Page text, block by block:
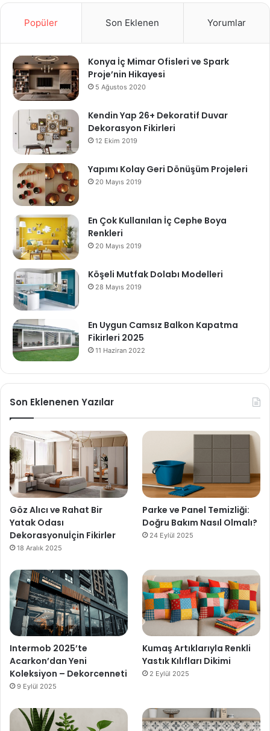
Popüler Son Eklenen Yorumlar
Konya İç Mimar Ofisleri ve Spark
Proje’nin Hikayesi
5 Ağustos 2020
Kendin Yap 26+ Dekoratif Duvar
Dekorasyon Fikirleri
12 Ekim 2019
Yapımı Kolay Geri Dönüşüm Projeleri
20 Mayıs 2019
En Çok Kullanılan İç Cephe Boya
Renkleri
20 Mayıs 2019
Köşeli Mutfak Dolabı Modelleri
28 Mayıs 2019
En Uygun Camsız Balkon Kapatma
Fikirleri 2025
11 Haziran 2022
Son Eklenenen Yazılar
Göz Alıcı ve Rahat Bir
Yatak Odası
Dekorasyonuİçin Fikirler
18 Aralık 2025
Parke ve Panel Temizliği:
Doğru Bakım Nasıl Olmalı?
24 Eylül 2025
Intermob 2025’te
Acarkon’dan Yeni
Koleksiyon – Dekorcenneti
9 Eylül 2025
Kumaş Artıklarıyla Renkli
Yastık Kılıfları Dikimi
2 Eylül 2025